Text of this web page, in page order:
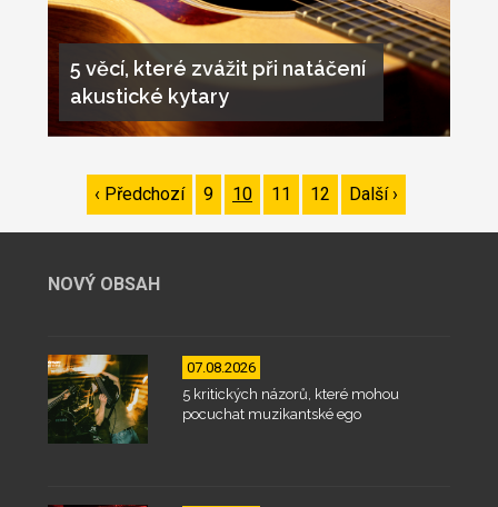
5 věcí, které zvážit při natáčení
akustické kytary
Pagination
Předchozí
stránka
‹ Předchozí Page
9 Page
10 Page
11 Page
12
Následující
stránka
Další ›
NOVÝ OBSAH
07.08.2026
5 kritických názorů, které mohou
pocuchat muzikantské ego